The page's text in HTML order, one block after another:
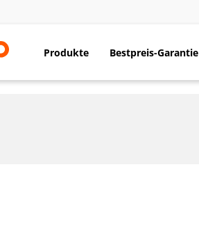
Produkte Bestpreis-Garantie